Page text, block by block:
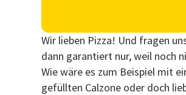
Wir lieben Pizza! Und fragen
dann garantiert nur, weil noch
Wie wäre es zum Beispiel mit
gefüllten Calzone oder doch